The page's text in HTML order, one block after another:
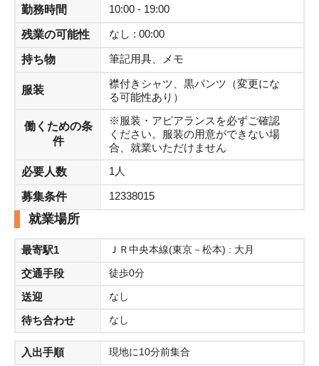
・時給2,000円
・未経験OK
・接客が好きな方歓迎
・週4日勤務 （本案件は紹介のお仕事ですが、週4日勤務で
の募集となります）
【仕事内容】
ショッピングモールや大型量販店でのイベント業務
（巨大福引〈ガラガラ〉の運営など）
【勤務地】
全国各地
【勤務日数】
週4日
9:00～20:00の間でシフト制（実働8時間）
【契約期間】
勤務時間 10:00 - 19:00
残業の可能性 なし : 00:00
持ち物 筆記用具、メモ
服装
襟付きシャツ、黒パンツ（変更にな
る可能性あり）
働くための条
件
※服装・アピアランスを必ずご確認
ください。服装の用意ができない場
合、就業いただけません
必要人数
1人
募集条件 12338015
就業場所
最寄駅1 ＪＲ中央本線(東京－松本) : 大月
交通手段 徒歩0分
送迎 なし
待ち合わせ なし
入出手順 現地に10分前集合